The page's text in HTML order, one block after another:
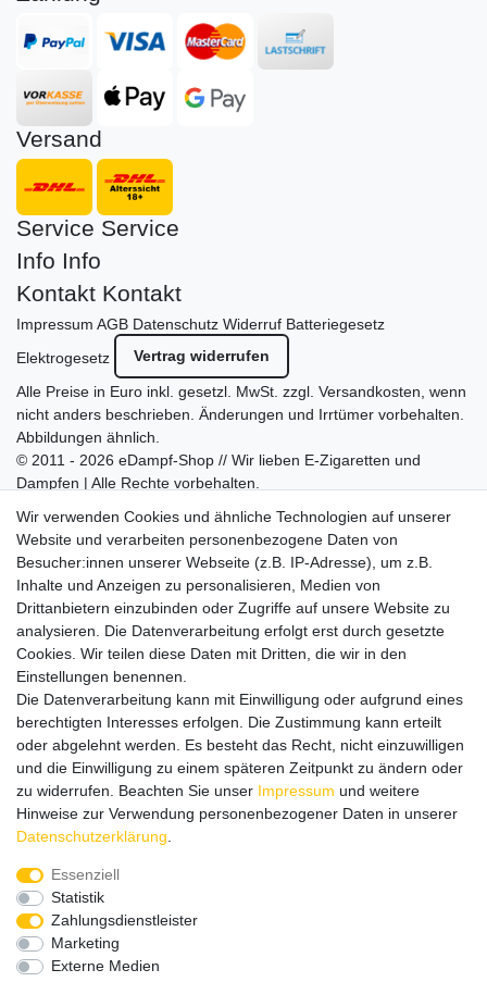
Versand
Service Service
Info Info
Kontakt Kontakt
Impressum AGB Datenschutz Widerruf Batteriegesetz
Elektrogesetz
Vertrag widerrufen
Alle Preise in Euro inkl. gesetzl. MwSt. zzgl. Versandkosten , wenn
nicht anders beschrieben. Änderungen und Irrtümer vorbehalten.
Abbildungen ähnlich.
© 2011 - 2026 eDampf-Shop // Wir lieben E-Zigaretten und
Dampfen | Alle Rechte vorbehalten.
Bitte entschuldigen Sie, wenn wir telefonisch wegen hoher
betrieblicher Auslastung nicht erreichbar sein sollten.
Schreiben Sie uns gerne eine E-Mail mit Ihrer Telefonnummer
und der Bitte um Rückruf.
Wir rufen Sie schnellstmöglich zurück.
Wir versenden in die folgenden Länder
Versandkostenfrei (DE) ab 69 €
Wir verwenden Cookies und ähnliche Technologien auf unserer
Website und verarbeiten personenbezogene Daten von
Besucher:innen unserer Webseite (z.B. IP-Adresse), um z.B.
Inhalte und Anzeigen zu personalisieren, Medien von
Drittanbietern einzubinden oder Zugriffe auf unsere Website zu
analysieren. Die Datenverarbeitung erfolgt erst durch gesetzte
Cookies. Wir teilen diese Daten mit Dritten, die wir in den
Einstellungen benennen.
Die Datenverarbeitung kann mit Einwilligung oder aufgrund eines
berechtigten Interesses erfolgen. Die Zustimmung kann erteilt
oder abgelehnt werden. Es besteht das Recht, nicht einzuwilligen
und die Einwilligung zu einem späteren Zeitpunkt zu ändern oder
zu widerrufen. Beachten Sie unser Impressum und weitere
Hinweise zur Verwendung personenbezogener Daten in unserer
Daten­schutz­erklärung
Essenziell
Statistik
Zahlungsdienstleister
Marketing
Externe Medien